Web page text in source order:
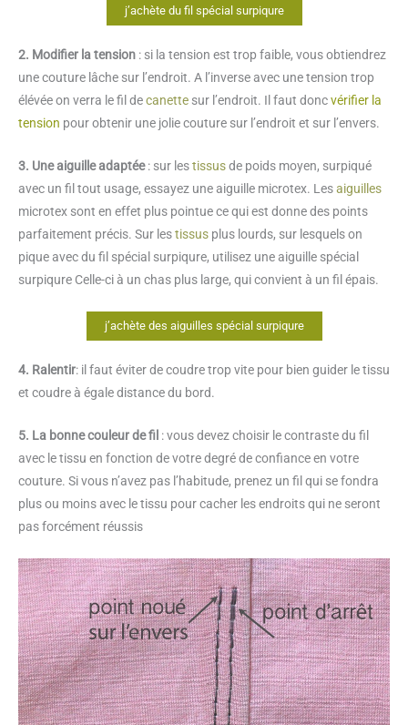
j’achète du fil spécial surpiqure
2. Modifier la tension : si la tension est trop faible, vous obtiendrez
une couture lâche sur l’endroit. A l’inverse avec une tension trop
élévée on verra le fil decanette sur l’endroit. Il faut doncvérifier la
tension pour obtenir une jolie couture sur l’endroit et sur l’envers.
3. Une aiguille adaptée: sur lestissusde poids moyen, surpiqué
avec un fil tout usage, essayez une aiguille microtex. Lesaiguilles
microtex sont en effet plus pointue ce qui est donne des points
parfaitement précis. Sur lestissus plus lourds, sur lesquels on
pique avec du fil spécial surpiqure, utilisez une aiguille spécial
surpiqure Celle-ci à un chas plus large, qui convient à un fil épais.
j’achète des aiguilles spécial surpiqure
4. Ralentir: il faut éviter de coudre trop vite pour bien guider le tissu
et coudre à égale distance du bord.
5. La bonne couleur de fil : vous devez choisir le contraste du fil
avec le tissu en fonction de votre degré de confiance en votre
couture. Si vous n’avez pas l’habitude, prenez un fil qui se fondra
plus ou moins avec le tissu pour cacher les endroits qui ne seront
pas forcément réussis